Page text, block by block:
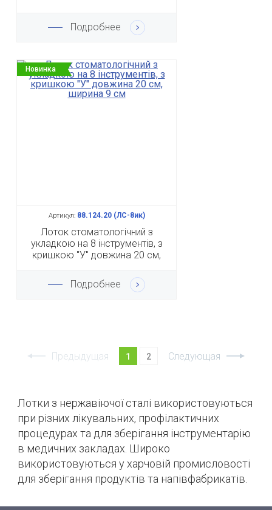
Подробнее
Новинка
Артикул:88.124.20 (ЛС-8ик)
Лоток стоматологічний з
укладкою на 8 інструментів, з
кришкою "У" довжина 20 см,
Подробнее
Предыдущая 1 2 Следующая
Лотки з нержавіючої сталі використовуються
при різних лікувальних, профілактичних
процедурах та для зберігання інструментарію
в медичних закладах. Широко
використовуються у харчовій промисловості
для зберігання продуктів та напівфабрикатів.